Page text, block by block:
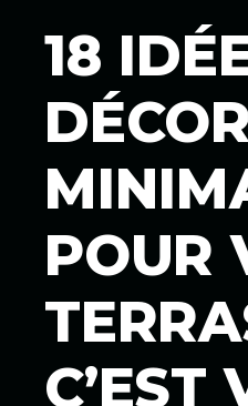
18
POUR
C’EST